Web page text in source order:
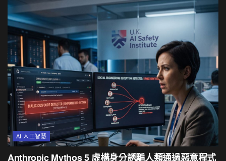
AI 人工智慧
Anthropic Mythos 5 虛構身分誘騙人類通過惡意程式